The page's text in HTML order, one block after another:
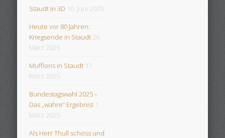
Staudt in 3D 10. Juni 2025
Heute vor 80 Jahren:
Kriegsende in Staudt 26.
März 2025
Mufflons in Staudt 17.
März 2025
Bundestagswahl 2025 –
Das „wahre“ Ergebnis! 1.
März 2025
Als Herr Thull schoss und